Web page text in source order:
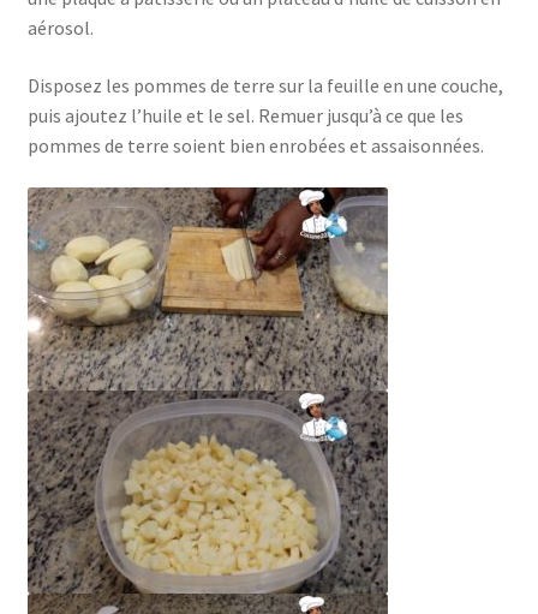
aérosol.
Disposez les pommes de terre sur la feuille en une couche,
puis ajoutez l’huile et le sel. Remuer jusqu’à ce que les
pommes de terre soient bien enrobées et assaisonnées.